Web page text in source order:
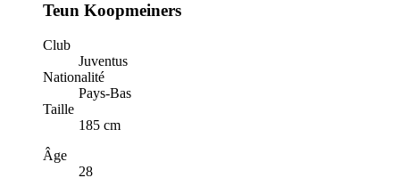
Teun Koopmeiners
Club
Juventus
Nationalité
Pays-Bas
Taille
185 cm
Âge
28